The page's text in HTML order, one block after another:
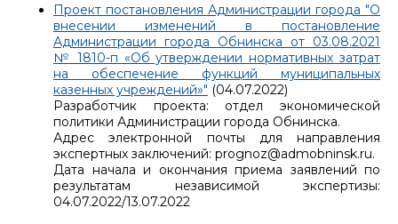
Проект постановления Администрации города "О
внесении изменений в постановление
Администрации города Обнинска от 03.08.2021
№ 1810-п «Об утверждении нормативных затрат
на обеспечение функций муниципальных
казенных учреждений»" (04.07.2022)
Разработчик проекта: отдел экономической
политики Администрации города Обнинска.
Адрес электронной почты для направления
экспертных заключений: prognoz@admobninsk.ru.
Дата начала и окончания приема заявлений по
результатам независимой экспертизы:
04.07.2022/13.07.2022